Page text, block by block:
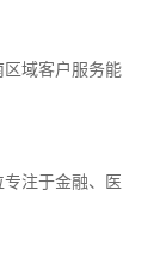
域客户服务能
注于金融、医